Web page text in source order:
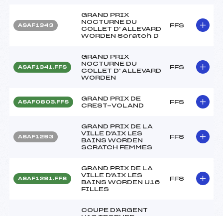
ASAF1343
GRAND PRIX
NOCTURNE DU
COLLET D' ALLEVARD
WORDEN Scratch D
FFS
ASAF1341.FFS
GRAND PRIX
NOCTURNE DU
COLLET D' ALLEVARD
WORDEN
FFS
ASAF0803.FFS
GRAND PRIX DE
CREST-VOLAND
FFS
ASAF1293
GRAND PRIX DE LA
VILLE D'AIX LES
BAINS WORDEN
SCRATCH FEMMES
FFS
ASAF1291.FFS
GRAND PRIX DE LA
VILLE D'AIX LES
BAINS WORDEN U16
FILLES
FFS
COUPE D'ARGENT